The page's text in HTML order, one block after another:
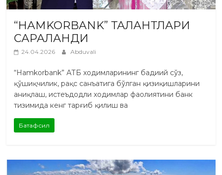
“HAMKORBANK” ТАЛАНТЛАРИ
САРАЛАНДИ
24.04.2026 Abduvali
“Hamkorbank” АТБ ходимларининг бадиий сўз,
қўшиқчилик, рақс санъатига бўлган қизиқишларини
аниқлаш, истеъдодли ходимлар фаолиятини банк
тизимида кенг тарғиб қилиш ва
Батафсил